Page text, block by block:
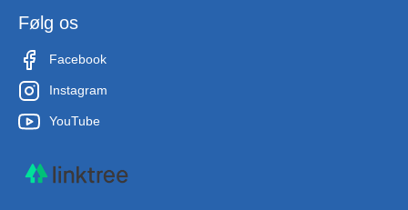
Følg os
Facebook
Instagram
YouTube